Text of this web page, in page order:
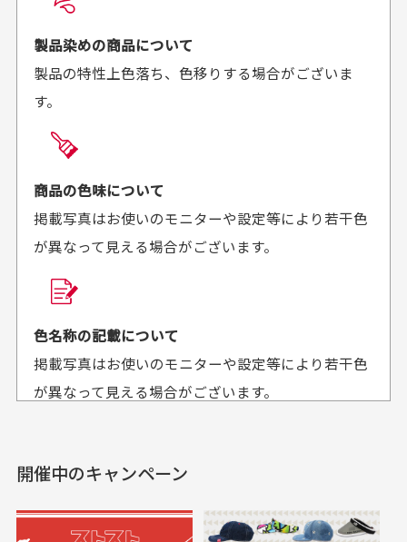
がとうございます。丁寧
に梱包されていて、商品
の状態も良好でした。気
があればよろしくお願い
来ました。またお願いし
セールかつポイント
も使えて、お得に購
入出来ました
セールかつポイントも使
満足です。
おります
欲しかったスカートが購
お届け希望日時をご指定頂けます。
ご注文時にご指定下さい。
商品の受け渡しは、ゆうパックでの配送のみとさせて
頂いております。
商品購入からどれくらいで発送してもらえます
か？
平日午前9時までのご注文で最短当日発送させて頂いて
おります。
せて頂いております。
送料はいくらかかりますか？
何点ご購入頂いた場合も全国一律で800円とさせて頂
製品染めの商品について
製品の特性上色落ち、色移りする場合がございま
す。
商品の色味について
掲載写真はお使いのモニターや設定等により若干色
が異なって見える場合がございます。
色名称の記載について
掲載写真はお使いのモニターや設定等により若干色
が異なって見える場合がございます。
実寸サイズについて
一点一点手作業で計測しておりますので、若干の誤
差が生じる場合がございます。
開催中のキャンペーン